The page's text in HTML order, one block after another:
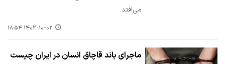
می‌افتد.
۱۴۰۲-۱۰-۰۲ ۱۸:۵۴
ماجرای باند قاچاق انسان در ایران چیست